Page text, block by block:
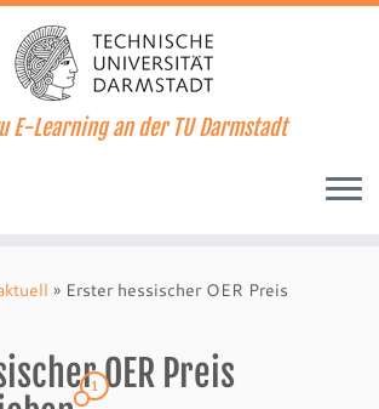
E-Learning an der TU Darmstadt
» Erster hessischer OER Preis
OER Preis
1